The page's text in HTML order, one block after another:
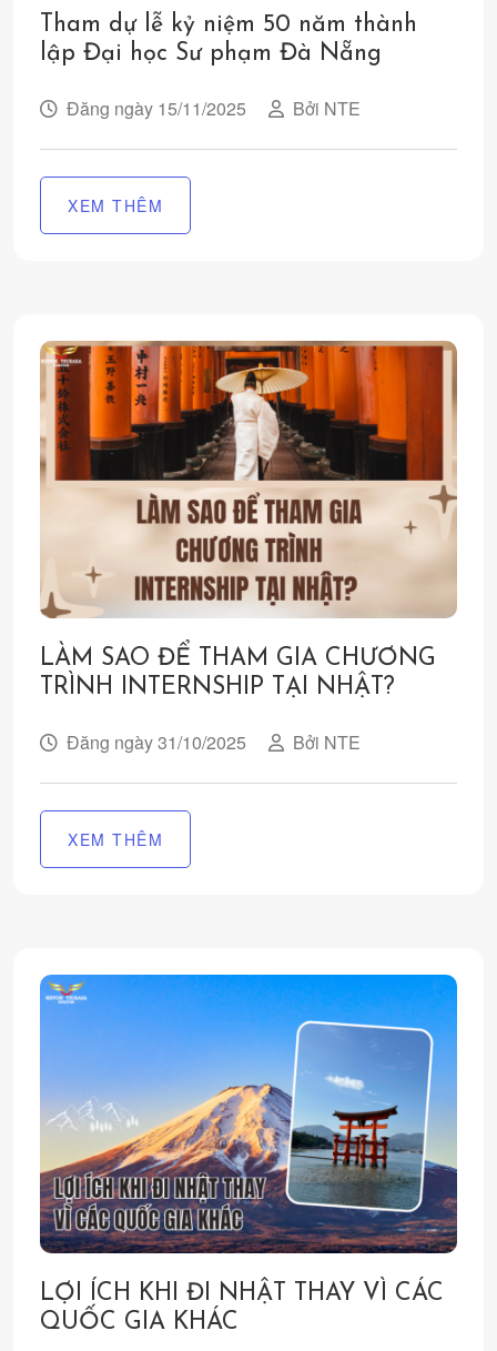
Tham dự lễ kỷ niệm 50 năm thành
lập Đại học Sư phạm Đà Nẵng
Đăng ngày 15/11/2025 Bởi NTE
XEM THÊM
LÀM SAO ĐỂ THAM GIA CHƯƠNG
TRÌNH INTERNSHIP TẠI NHẬT?
Đăng ngày 31/10/2025 Bởi NTE
XEM THÊM
LỢI ÍCH KHI ĐI NHẬT THAY VÌ CÁC
QUỐC GIA KHÁC